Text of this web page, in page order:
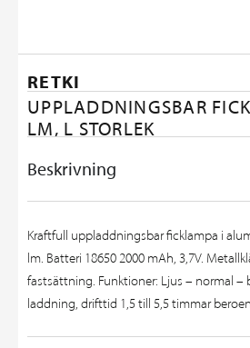
RETKI
UPPLADDNINGSBAR
LM, L STORLEK
Beskrivning
Kraftfull uppladdningsbar ficklampa i
lm. Batteri 18650 2000 mAh, 3,7V.
fastsättning. Funktioner: Ljus – normal –
laddning, drifttid 1,5 till 5,5 timmar